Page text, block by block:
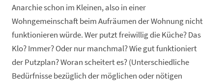
Anarchie schon im Kleinen, also in einer
Wohngemeinschaft beim Aufräumen der Wohnung nicht
funktionieren würde. Wer putzt freiwillig die Küche? Das
Klo? Immer? Oder nur manchmal? Wie gut funktioniert
der Putzplan? Woran scheitert es? (Unterschiedliche
Bedürfnisse bezüglich der möglichen oder nötigen